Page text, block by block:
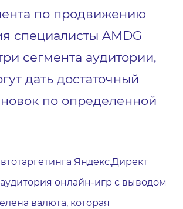
по продвижению
специалисты AMDG
сегмента аудитории,
дать достаточный
по определенной
Яндекс.Директ
онлайн-игр с выводом
валюта, которая